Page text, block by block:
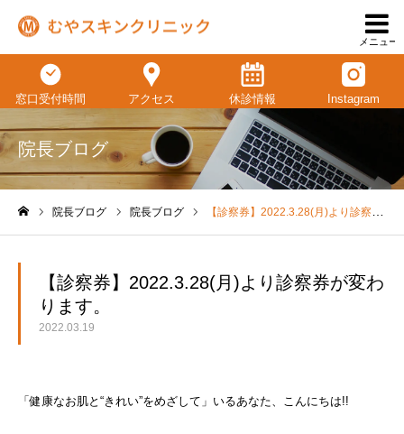
メニュー
窓口受付時間 アクセス 休診情報 Instagram
院長ブログ
院長ブログ 院長ブログ 【診察券】2022.3.28(月)より診察券が変わります。
【診察券】2022.3.28(月)より診察券が変わ
ります。
2022.03.19
「健康なお肌と“きれい”をめざして」いるあなた、こんにちは!!